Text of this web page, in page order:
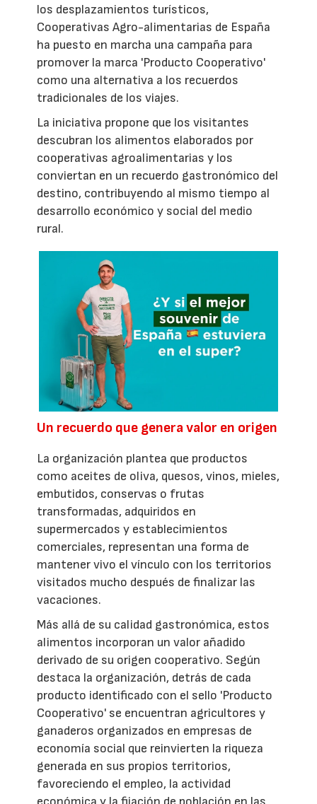
los desplazamientos turísticos,
Cooperativas Agro-alimentarias de España
ha puesto en marcha una campaña para
promover la marca 'Producto Cooperativo'
como una alternativa a los recuerdos
tradicionales de los viajes.
La iniciativa propone que los visitantes
descubran los alimentos elaborados por
cooperativas agroalimentarias y los
conviertan en un recuerdo gastronómico del
destino, contribuyendo al mismo tiempo al
desarrollo económico y social del medio
rural.
Un recuerdo que genera valor en origen
La organización plantea que productos
como aceites de oliva, quesos, vinos, mieles,
embutidos, conservas o frutas
transformadas, adquiridos en
supermercados y establecimientos
comerciales, representan una forma de
mantener vivo el vínculo con los territorios
visitados mucho después de finalizar las
vacaciones.
Más allá de su calidad gastronómica, estos
alimentos incorporan un valor añadido
derivado de su origen cooperativo. Según
destaca la organización, detrás de cada
producto identificado con el sello 'Producto
Cooperativo' se encuentran agricultores y
ganaderos organizados en empresas de
economía social que reinvierten la riqueza
generada en sus propios territorios,
favoreciendo el empleo, la actividad